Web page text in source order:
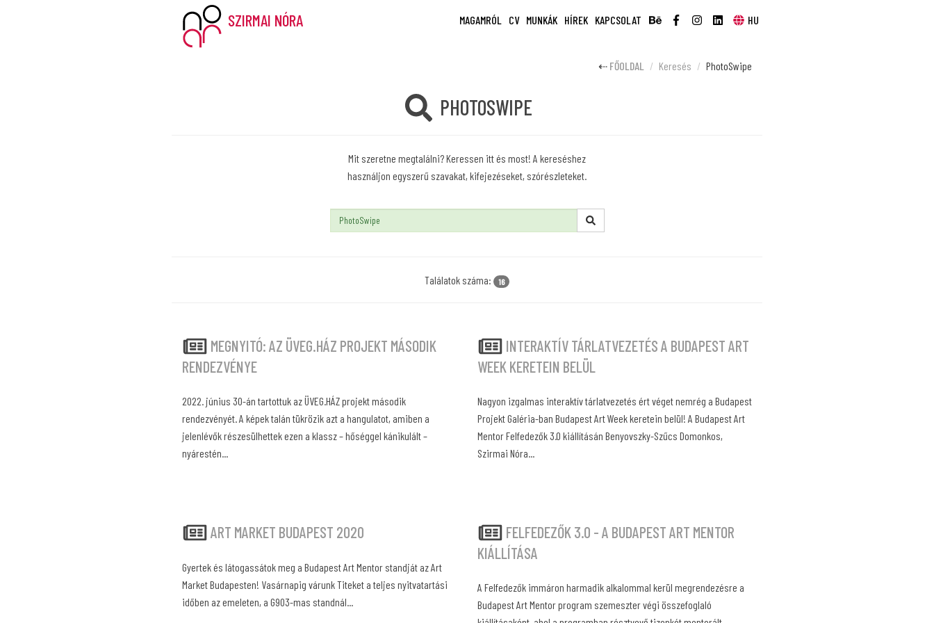
SZIRMAI NÓRA MAGAMRÓL CV MUNKÁK HÍREK KAPCSOLAT HU
FŐOLDAL Keresés PhotoSwipe
PHOTOSWIPE
Mit szeretne megtalálni? Keressen itt és most! A kereséshez
használjon egyszerű szavakat, kifejezéseket, szórészleteket.
Találatok száma: 16
MEGNYITÓ: AZ ÜVEG.HÁZ PROJEKT MÁSODIK
RENDEZVÉNYE
2022. június 30-án tartottuk az ÜVEG.HÁZ projekt második
rendezvényét. A képek talán tükrözik azt a hangulatot, amiben a
jelenlévők részesülhettek ezen a klassz – hőséggel kánikulált –
nyárestén...
INTERAKTÍV TÁRLATVEZETÉS A BUDAPEST ART
WEEK KERETEIN BELÜL
Nagyon izgalmas interaktív tárlatvezetés ért véget nemrég a Budapest
Projekt Galéria-ban Budapest Art Week keretein belül! A Budapest Art
Mentor Felfedezők 3.0 kiállításán Benyovszky-Szűcs Domonkos,
Szirmai Nóra...
ART MARKET BUDAPEST 2020
Gyertek és látogassátok meg a Budapest Art Mentor standját az Art
Market Budapesten! Vasárnapig várunk Titeket a teljes nyitvatartási
időben az emeleten, a G903-mas standnál...
FELFEDEZŐK 3.0 - A BUDAPEST ART MENTOR
KIÁLLÍTÁSA
A Felfedezők immáron harmadik alkalommal kerül megrendezésre a
Budapest Art Mentor program szemeszter végi összefoglaló